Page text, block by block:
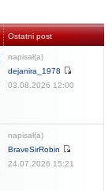
Ostatni post
napisał(a)
dejanira_1978
03.08.2026 12:00
napisał(a)
BraveSirRobin
24.07.2026 15:21